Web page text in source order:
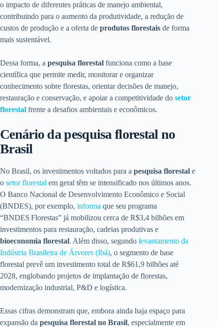
o impacto de diferentes práticas de manejo ambiental,
contribuindo para o aumento da produtividade, a redução de
custos de produção e a oferta de produtos florestais de forma
mais sustentável.
Dessa forma, a pesquisa florestal funciona como a base
científica que permite medir, monitorar e organizar
conhecimento sobre florestas, orientar decisões de manejo,
restauração e conservação, e apoiar a competitividade do setor
florestal frente a desafios ambientais e econômicos.
Cenário da pesquisa florestal no
Brasil
No Brasil, os investimentos voltados para a pesquisa florestal e
o setor florestal em geral têm se intensificado nos últimos anos.
O Banco Nacional de Desenvolvimento Econômico e Social
(BNDES), por exemplo, informa que seu programa
“BNDES Florestas” já mobilizou cerca de R$3,4 bilhões em
investimentos para restauração, cadeias produtivas e
bioeconomia florestal. Além disso, segundo levantamento da
Indústria Brasileira de Árvores (Ibá), o segmento de base
florestal prevê um investimento total de R$61,9 bilhões até
2028, englobando projetos de implantação de florestas,
modernização industrial, P&D e logística.
Essas cifras demonstram que, embora ainda haja espaço para
expansão da pesquisa florestal no Brasil, especialmente em